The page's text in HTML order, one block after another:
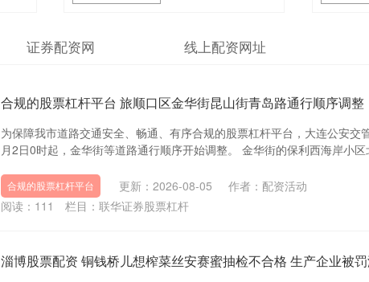
证券配资网 线上配资网址
合规的股票杠杆平台 旅顺口区金华街昆山街青岛路通行顺序调整
为保障我市道路交通安全、畅通、有序合规的股票杠杆平台，大连公安交
月2日0时起，金华街等道路通行顺序开始调整。 金华街的保利西海岸小
合规的股票杠杆平台 更新：2026-08-05
作者：配资活动
阅读： 111 栏目： 联华证券股票杠杆
淄博股票配资 铜钱桥儿想榨菜丝安赛蜜抽检不合格 生产企业被